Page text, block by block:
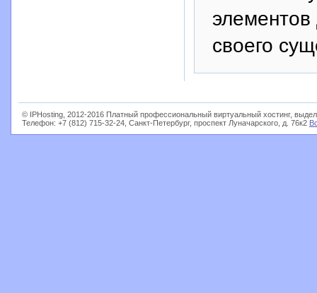
своего
© IPHosting, 2012-2016 Платный профессиональный виртуальный хостинг,
Телефон: +7 (812) 715-32-24, Санкт-Петербург, проспект Луначарского, д. 76к2